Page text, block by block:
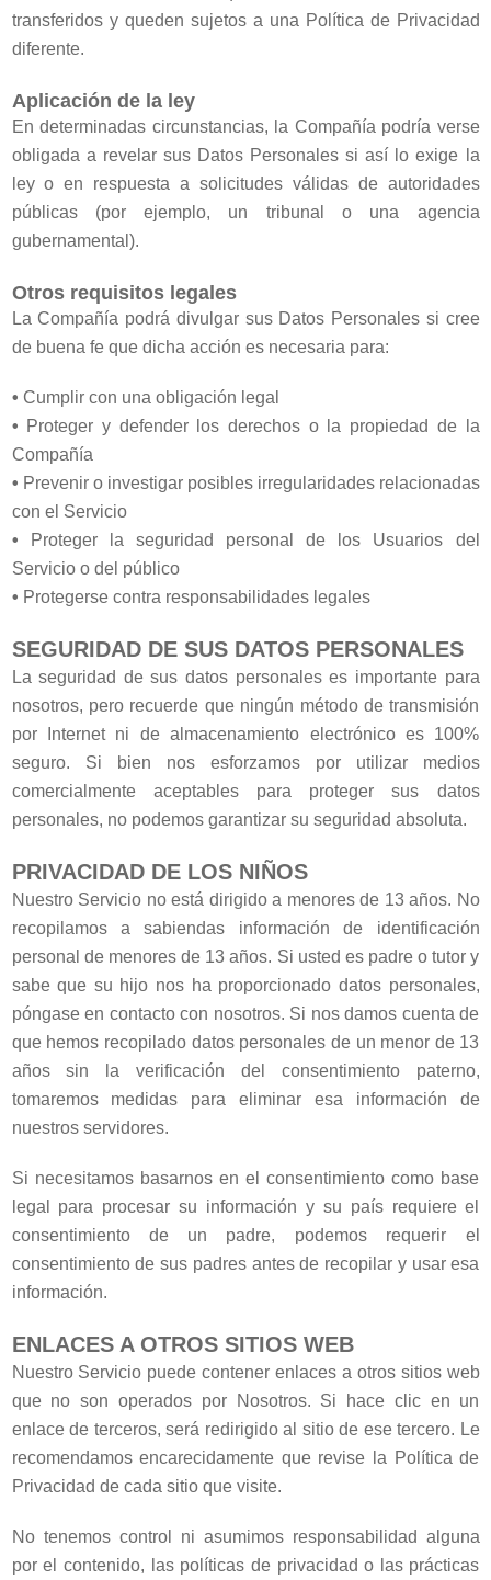
transferidos y queden sujetos a una Política de Privacidad
diferente.
Aplicación de la ley
En determinadas circunstancias, la Compañía podría verse
obligada a revelar sus Datos Personales si así lo exige la
ley o en respuesta a solicitudes válidas de autoridades
públicas (por ejemplo, un tribunal o una agencia
gubernamental).
Otros requisitos legales
La Compañía podrá divulgar sus Datos Personales si cree
de buena fe que dicha acción es necesaria para:
• Cumplir con una obligación legal
• Proteger y defender los derechos o la propiedad de la
Compañía
• Prevenir o investigar posibles irregularidades relacionadas
con el Servicio
•
Proteger la seguridad personal de los Usuarios del
Servicio o del público
• Protegerse contra responsabilidades legales
SEGURIDAD DE SUS DATOS PERSONALES
La seguridad de sus datos personales es importante para
nosotros, pero recuerde que ningún método de transmisión
por Internet ni de almacenamiento electrónico es 100%
seguro. Si bien nos esforzamos por utilizar medios
comercialmente aceptables para proteger sus datos
personales, no podemos garantizar su seguridad absoluta.
PRIVACIDAD DE LOS NIÑOS
Nuestro Servicio no está dirigido a menores de 13 años. No
recopilamos a sabiendas información de identificación
personal de menores de 13 años. Si usted es padre o tutor y
sabe que su hijo nos ha proporcionado datos personales,
póngase en contacto con nosotros. Si nos damos cuenta de
que hemos recopilado datos personales de un menor de 13
años sin la verificación del consentimiento paterno,
tomaremos medidas para eliminar esa información de
nuestros servidores.
Si necesitamos basarnos en el consentimiento como base
legal para procesar su información y su país requiere el
consentimiento de un padre, podemos requerir el
consentimiento de sus padres antes de recopilar y usar esa
información.
ENLACES A OTROS SITIOS WEB
Nuestro Servicio puede contener enlaces a otros sitios web
que no son operados por Nosotros. Si hace clic en un
enlace de terceros, será redirigido al sitio de ese tercero. Le
recomendamos encarecidamente que revise la Política de
Privacidad de cada sitio que visite.
No tenemos control ni asumimos responsabilidad alguna
por el contenido, las políticas de privacidad o las prácticas